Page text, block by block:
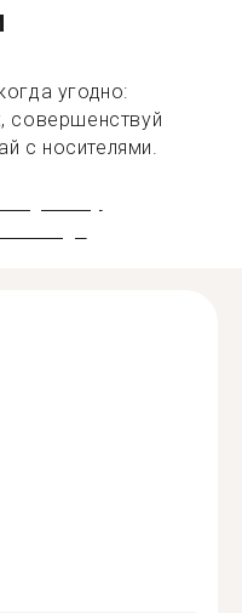
угодно:
совершенствуй
с носителями.